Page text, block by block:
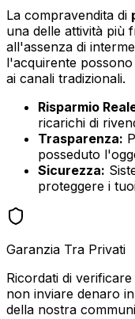
La compravendita di
una delle attività più
all'assenza di
l'acquirente
ai canali tradizionali.
Risparmio
ricarichi di
Trasparenza:
posseduto
Sicurezza:
proteggere i
Garanzia Tra Privati
Ricordati di
non inviare denaro
della nostra